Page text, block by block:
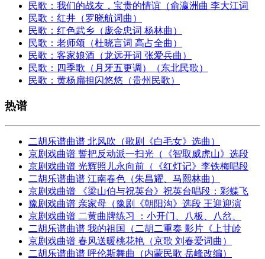
民歌：我们的战友，宝贵的情谊（俞瀛洲曲 李大江词
民歌：红井（罗晓航词曲）
民歌：红色武乡（庞金忠词 杨林曲）
民歌：老师颂（杜晓言词 高占全曲）
民歌：客家娘酒（龙远开词 张爱兵曲）
民歌：四季歌（月牙五更调）（东北民歌）
民歌：黄杨扁担闪悠悠（贵州民歌）
热谱
二胡乐谱曲谱 北风吹（歌剧《白毛女》选曲）
京剧戏曲谱 誓把反动派一扫光（《智取威虎山》选段
京剧戏曲谱 光辉照儿永向前（《红灯记》李铁梅唱段
二胡乐谱曲谱 江南春色（朱昌耀、马熙林曲）
京剧戏曲谱 《梁山伯与祝英台》祝英台唱段：彩蝶飞
豫剧戏曲谱 亲家母（豫剧《朝阳沟》选段 王迎迎演
京剧戏曲谱 二黄曲牌练习 ：小开门、八板、八岔、
二胡乐谱曲谱 我的祖国（二胡二重奏 影片《上甘岭
京剧戏曲谱 春风送暖桃花艳（京歌 刘春爱词曲）
二胡乐谱曲谱 呼伦斯舞曲（内蒙民歌 岳峰改编）